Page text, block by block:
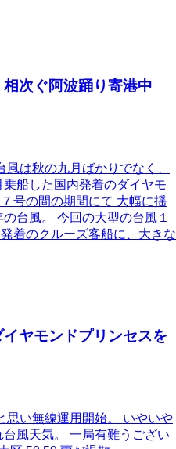
次ぐ阿波踊り寄港中
は秋の九月ばかりでなく、
船した国内発着のダイヤモ
号の間の期間にて 大幅に揺
台風。 今回の大型の台風１
着のクルーズ客船に、大きな
ヤモンドプリンセスを
思い無線運用開始。 いやいや
風天気。 一局有難うござい